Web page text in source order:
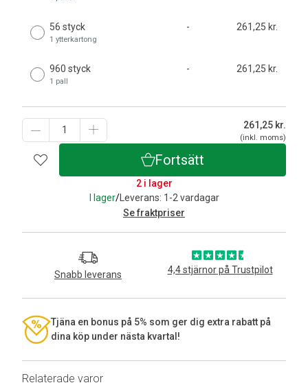
56 styck
1 ytterkartong
- 261,25 kr.
960 styck
1 pall
- 261,25 kr.
261,25 kr.
(inkl. moms)
Fortsätt
2 i lager
I lager/Leverans: 1-2 vardagar
Se fraktpriser
Snabb leverans 4,4 stjärnor på Trustpilot
Tjäna en bonus på 5% som ger dig extra rabatt på
dina köp under nästa kvartal!
Relaterade varor